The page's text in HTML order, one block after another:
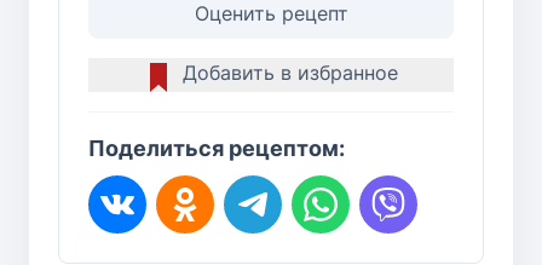
Оценить рецепт
Добавить в избранное
Поделиться рецептом: